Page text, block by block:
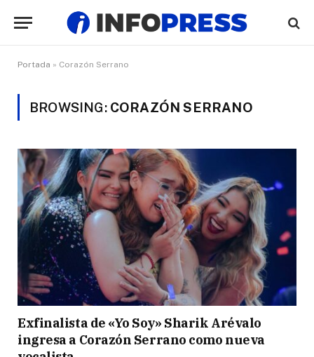
Portada » Corazón Serrano
BROWSING: CORAZÓN SERRANO
Exfinalista de «Yo Soy» Sharik Arévalo
ingresa a Corazón Serrano como nueva